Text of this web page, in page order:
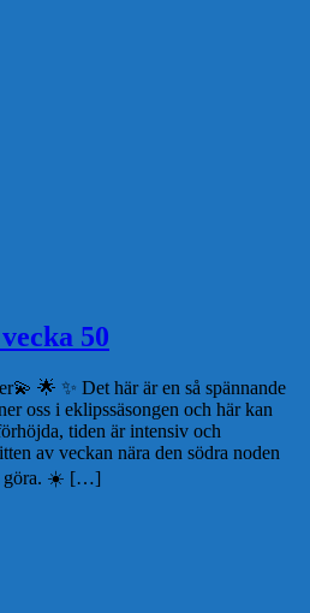
50
🌟 ✨ Det här är en så spännande
oss i eklipssäsongen och här kan
tiden är intensiv och
av veckan nära den södra noden
göra. ☀️ […]